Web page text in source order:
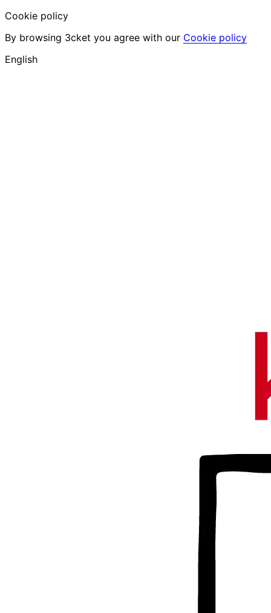
Cookie policy
By browsing 3cket you agree with our Cookie policy
English